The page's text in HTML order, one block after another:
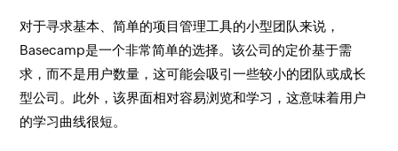
对于寻求基本、简单的项目管理工具的小型团队来说，
Basecamp是一个非常简单的选择。该公司的定价基于需
求，而不是用户数量，这可能会吸引一些较小的团队或成长
型公司。此外，该界面相对容易浏览和学习，这意味着用户
的学习曲线很短。